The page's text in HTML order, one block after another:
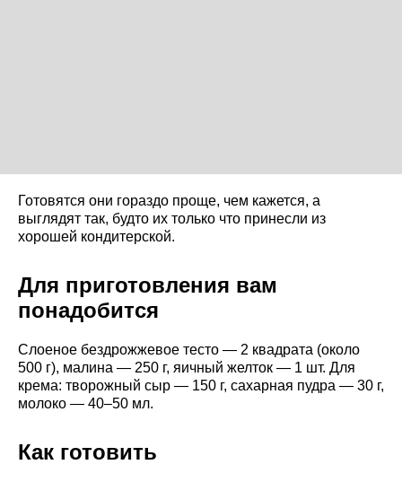
Готовятся они гораздо проще, чем кажется, а
выглядят так, будто их только что принесли из
хорошей кондитерской.
Для приготовления вам
понадобится
Слоеное бездрожжевое тесто — 2 квадрата (около
500 г), малина — 250 г, яичный желток — 1 шт. Для
крема: творожный сыр — 150 г, сахарная пудра — 30 г,
молоко — 40–50 мл.
Как готовить